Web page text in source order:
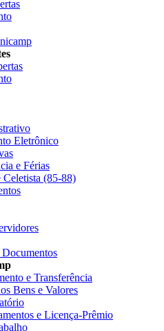
Eletrônico
e Férias
Celetista (85-88)
e Transferência
Bens e Valores
e Licença-Prêmio